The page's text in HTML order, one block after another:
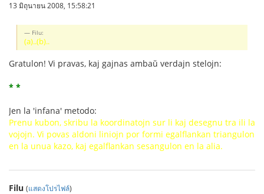
13 มิถุนายน 2008, 15:58:21
Filu:
(a)..(b)..
Gratulon! Vi pravas, kaj gajnas ambaŭ verdajn stelojn:
* *
Jen la 'infana' metodo:
Prenu kubon, skribu la koordinatojn sur li kaj desegnu tra ili la
vojojn. Vi povas aldoni liniojn por formi egalflankan triangulon
en la unua kazo, kaj egalflankan sesangulon en la alia.
Filu (แสดงโปรไฟล์)